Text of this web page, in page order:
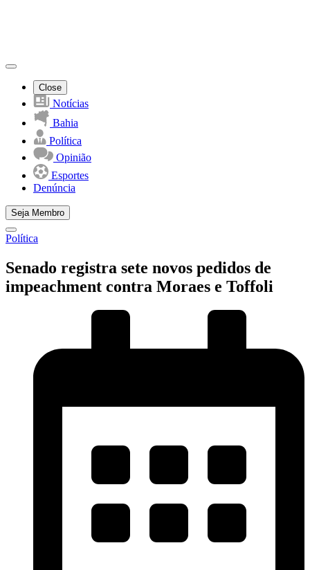
Close
Notícias
Bahia
Política
Opinião
Esportes
Denúncia
Seja Membro
Política
Senado registra sete novos pedidos de
impeachment contra Moraes e Toffoli